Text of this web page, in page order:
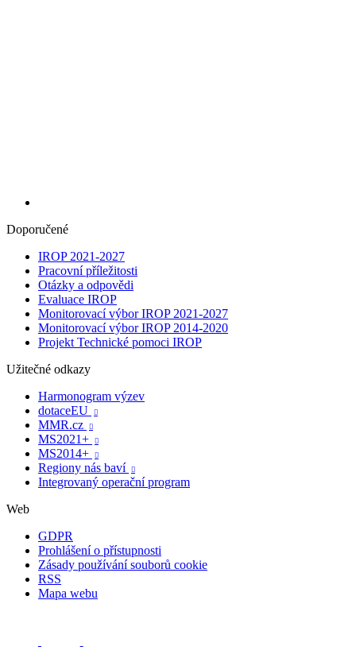
Doporučené
IROP 2021-2027
Pracovní příležitosti
Otázky a odpovědi
Evaluace IROP
Monitorovací výbor IROP 2021-2027
Monitorovací výbor IROP 2014-2020
Projekt Technické pomoci IROP
Užitečné odkazy
Harmonogram výzev
dotaceEU

MMR.cz 
MS2021+ 
MS2014+ 
Regiony nás baví 
Integrovaný operační program
Web
GDPR
Prohlášení o přístupnosti
Zásady používání souborů cookie
RSS
Mapa webu